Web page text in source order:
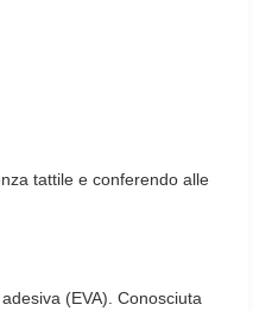
tattile e conferendo alle
(EVA). Conosciuta